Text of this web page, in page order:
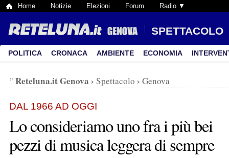
Home Notizie Elezioni Forum Radio ▼
SPETTACOLO
POLITICA CRONACA AMBIENTE ECONOMIA
Reteluna.it Genova › Spettacolo › Genova
DAL 1966 AD OGGI
Lo consideriamo uno fra i più bei
pezzi di musica leggera di sempre